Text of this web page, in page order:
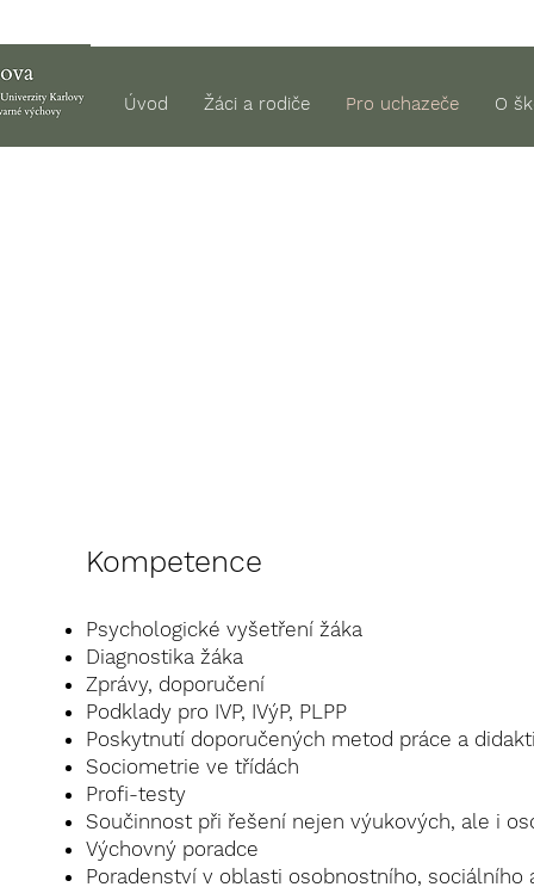
Úvod Žáci a rodiče Pro uchazeče O
Kompetence
Psychologické vyšetření žáka
Diagnostika žáka
Zprávy, doporučení
Podklady pro IVP, IVýP, PLPP
Poskytnutí doporučených metod práce a
Sociometrie ve třídách
Profi-testy
Součinnost při řešení nejen výukových, ale i
Výchovný poradce
Poradenství v oblasti osobnostního, sociálního